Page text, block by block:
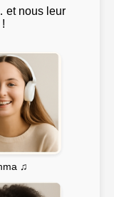
et nous leur
♫